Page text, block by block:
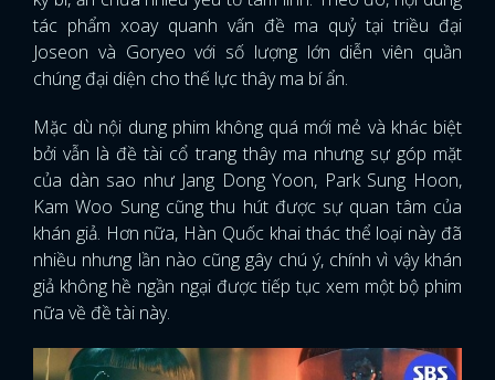
tác phẩm xoay quanh vấn đề ma quỷ tại triều đại
Joseon và Goryeo với số lượng lớn diễn viên quần
chúng đại diện cho thế lực thây ma bí ẩn.
Mặc dù nội dung phim không quá mới mẻ và khác biệt
bởi vẫn là đề tài cổ trang thây ma nhưng sự góp mặt
của dàn sao như Jang Dong Yoon, Park Sung Hoon,
Kam Woo Sung cũng thu hút được sự quan tâm của
khán giả. Hơn nữa, Hàn Quốc khai thác thể loại này đã
nhiều nhưng lần nào cũng gây chú ý, chính vì vậy khán
giả không hề ngần ngại được tiếp tục xem một bộ phim
nữa về đề tài này.